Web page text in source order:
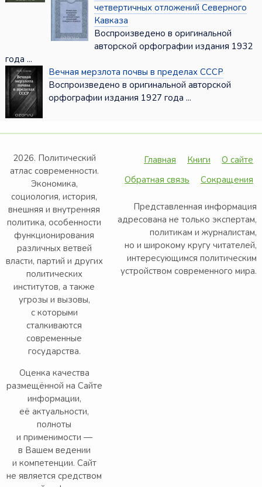
четвертичных отложений Северного
Кавказа
Воспроизведено в оригинальной
авторской орфографии издания 1932
года ...
Вечная мерзлота почвы в пределах СССР
Воспроизведено в оригинальной авторской
орфографии издания 1927 года ...
2026. Политический
атлас современности.
Экономика,
социология, история,
внешняя и внутренняя
политика, особенности
функционирования
различных ветвей
власти, партий и других
политических
институтов, а также
угрозы и вызовы,
с которыми
сталкиваются
современные
государства.
Оценка качества
размещённой на Сайте
информации,
её актуальности,
полноты
и применимости —
в Вашем ведении
и компетенции. Сайт
не является средством
Главная Книги
О сайте
Обратная связь
Сокращения
Представленная информация
адресована не только экспертам,
политикам и журналистам,
но и широкому кругу читателей,
интересующимся политическим
устройством современного мира.